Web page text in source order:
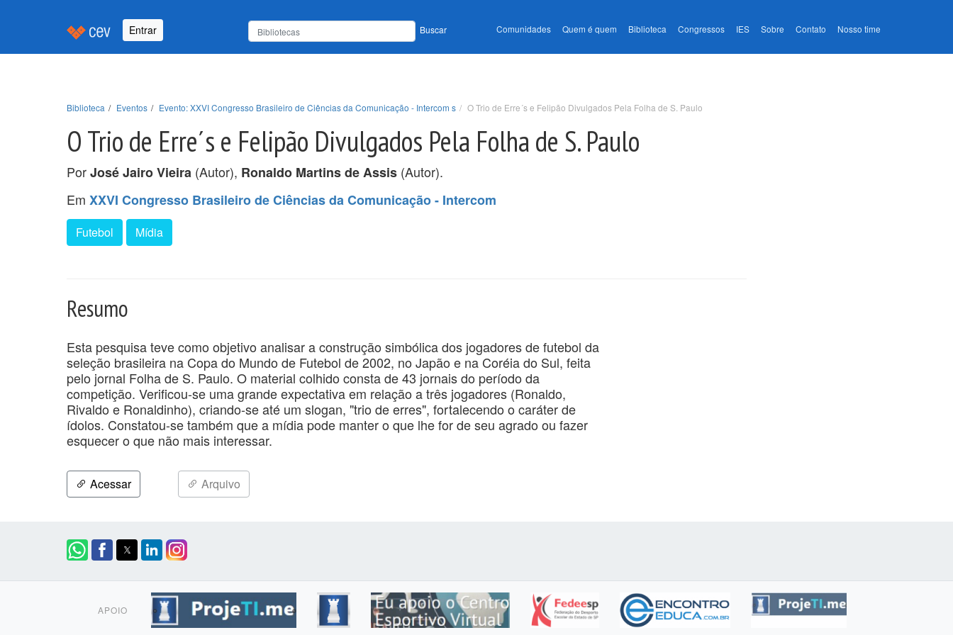
Entrar Buscar Comunidades Quem é quem Biblioteca Congressos IES Sobre Contato Nosso time
Biblioteca Eventos Evento: XXVI Congresso Brasileiro de Ciências da Comunicação - Intercom s O Trio de Erre´s e Felipão Divulgados Pela Folha de S. Paulo
O Trio de Erre´s e Felipão Divulgados Pela Folha de S. Paulo
PorJosé Jairo Vieira (Autor), Ronaldo Martins de Assis (Autor).
Em XXVI Congresso Brasileiro de Ciências da Comunicação - Intercom
Futebol Mídia
Resumo
Esta pesquisa teve como objetivo analisar a construção simbólica dos jogadores de futebol da
seleção brasileira na Copa do Mundo de Futebol de 2002, no Japão e na Coréia do Sul, feita
pelo jornal Folha de S. Paulo. O material colhido consta de 43 jornais do período da
competição. Verificou-se uma grande expectativa em relação a três jogadores (Ronaldo,
Rivaldo e Ronaldinho), criando-se até um slogan, "trio de erres", fortalecendo o caráter de
ídolos. Constatou-se também que a mídia pode manter o que lhe for de seu agrado ou fazer
esquecer o que não mais interessar.
Acessar Arquivo
APOIO